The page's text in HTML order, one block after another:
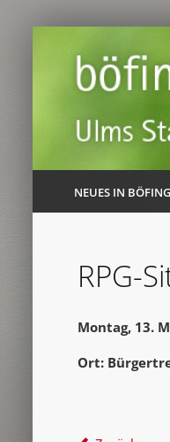
NEUES IN
RPG-
Montag, 13.
Ort: